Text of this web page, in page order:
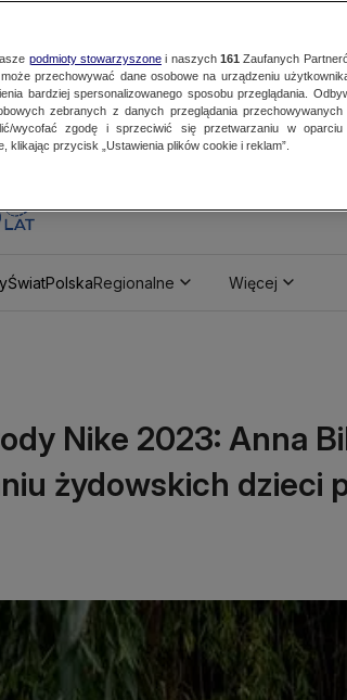
ŚwiatPolskaRegionalne Więcej
Nike 2023: Anna
żydowskich dzieci
podmioty stowarzyszonei naszych 161 Zaufanych
przechowywać dane osobowe na urządzeniu
bardziej spersonalizowanego sposobu przeglądania.
zebranych z danych przeglądania przechowywanych
wycofać zgodę i sprzeciwić się przetwarzaniu w
klikając przycisk „Ustawienia plików cookie i reklam”.